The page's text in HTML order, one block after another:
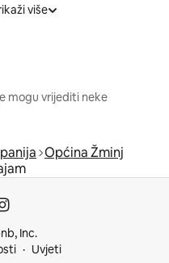
više
mogu vrijediti neke
Općina Žminj
Inc.
Uvjeti